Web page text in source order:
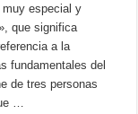
muy especial y
que significa
a la
fundamentales del
de tres personas
…